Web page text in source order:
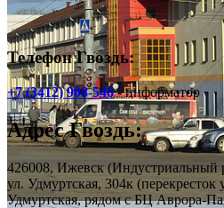
Телефон Гвоздь:
+7 (3412) 908-546- информатор
АдресГвоздь:
426008, Ижевск(Индустриальный
ул. Удмуртская, 304к (перекресток
Удмуртская, рядом с БЦ Аврора-